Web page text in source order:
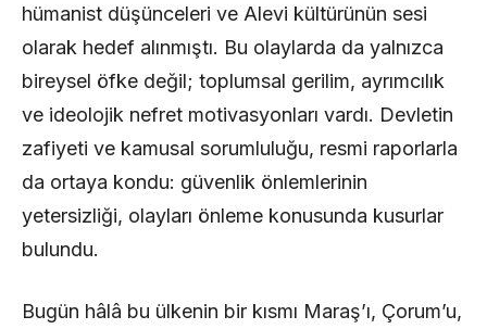
hümanist düşünceleri ve Alevi kültürünün sesi
olarak hedef alınmıştı. Bu olaylarda da yalnızca
bireysel öfke değil; toplumsal gerilim, ayrımcılık
ve ideolojik nefret motivasyonları vardı. Devletin
zafiyeti ve kamusal sorumluluğu, resmi raporlarla
da ortaya kondu: güvenlik önlemlerinin
yetersizliği, olayları önleme konusunda kusurlar
bulundu.
Bugün hâlâ bu ülkenin bir kısmı Maraş’ı, Çorum’u,